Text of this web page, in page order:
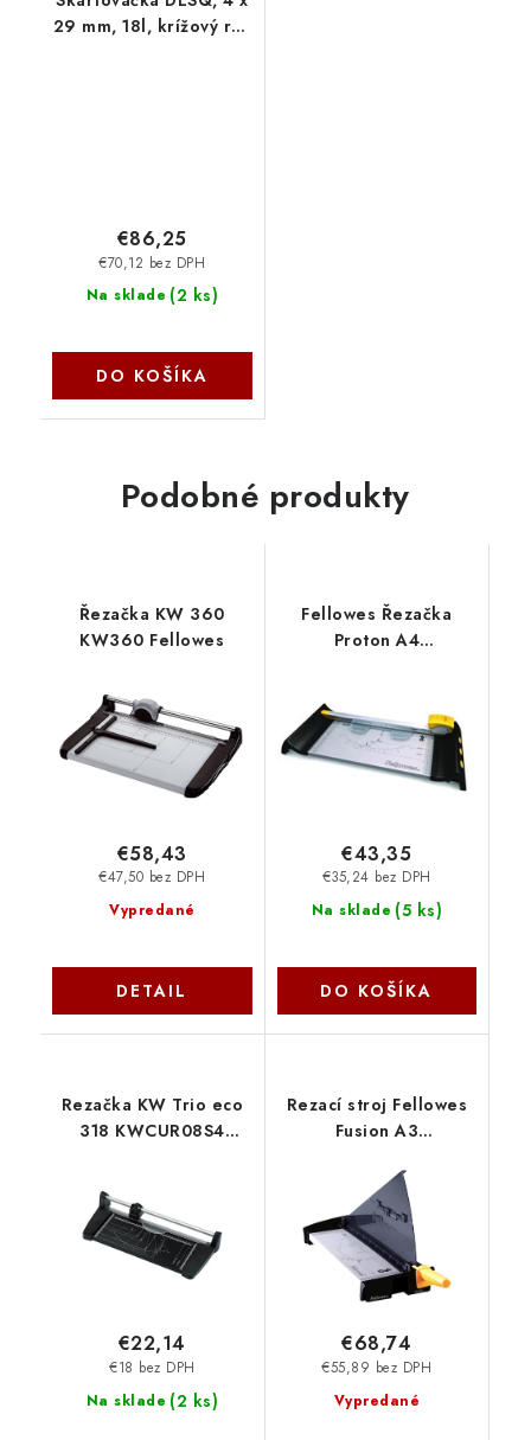
29 mm, 18l, krížový rez
Na sklade (2 ks)
€70,12 bez DPH
€86,25
DO KOŠÍKA
Podobné produkty
Řezačka KW 360
KW360 Fellowes
Vypredané
€47,50 bez DPH
€58,43
DETAIL
Fellowes Řezačka
Proton A4
Na sklade (5 ks)
€35,24 bez DPH
€43,35
DO KOŠÍKA
Rezačka KW Trio eco
318 KWCUR08S4
Na sklade (2 ks)
€18 bez DPH
€22,14
Rezací stroj Fellowes
Fusion A3
Vypredané
€55,89 bez DPH
€68,74